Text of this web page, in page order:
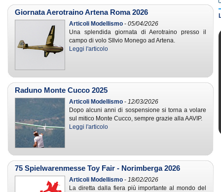
Giornata Aerotraino Artena Roma 2026
Articoli Modellismo - 05/04/2026
Una splendida giornata di Aerotraino presso il
campo di volo SIlvio Monego ad Artena.
Leggi l'articolo
Raduno Monte Cucco 2025
Articoli Modellismo - 12/03/2026
Dopo alcuni anni di sospensione si torna a volare
sul mitico Monte Cucco, sempre grazie alla AAVIP.
Leggi l'articolo
75 Spielwarenmesse Toy Fair - Norimberga 2026
Articoli Modellismo - 18/02/2026
La diretta dalla fiera più importante al mondo del